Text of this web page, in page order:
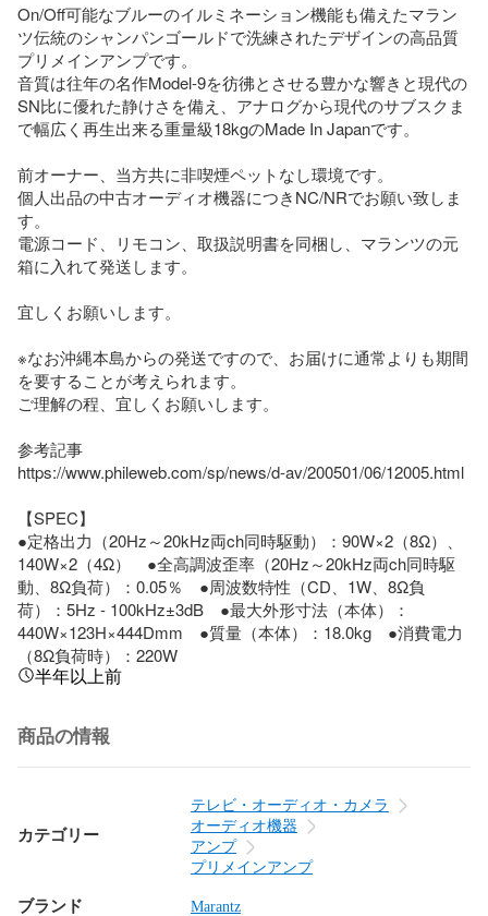
On/Off可能なブルーのイルミネーション機能も備えたマラン
ツ伝統のシャンパンゴールドで洗練されたデザインの高品質
プリメインアンプです。
音質は往年の名作Model-9を彷彿とさせる豊かな響きと現代の
SN比に優れた静けさを備え、アナログから現代のサブスクま
で幅広く再生出来る重量級18kgのMade In Japanです。
前オーナー、当方共に非喫煙ペットなし環境です。
個人出品の中古オーディオ機器につきNC/NRでお願い致しま
す。
電源コード、リモコン、取扱説明書を同梱し、マランツの元
箱に入れて発送します。
宜しくお願いします。
※なお沖縄本島からの発送ですので、お届けに通常よりも期間
を要することが考えられます。
ご理解の程、宜しくお願いします。
参考記事
https://www.phileweb.com/sp/news/d-av/200501/06/12005.html
【SPEC】
●定格出力（20Hz～20kHz両ch同時駆動）：90W×2（8Ω）、
140W×2（4Ω）　●全高調波歪率（20Hz～20kHz両ch同時駆
動、8Ω負荷）：0.05％　●周波数特性（CD、1W、8Ω負
荷）：5Hz - 100kHz±3dB　●最大外形寸法（本体）：
440W×123H×444Dmm　●質量（本体）：18.0kg　●消費電力
（8Ω負荷時）：220W
半年以上前
商品の情報
カテゴリー
テレビ・オーディオ・カメラ
オーディオ機器
アンプ
プリメインアンプ
ブランド Marantz